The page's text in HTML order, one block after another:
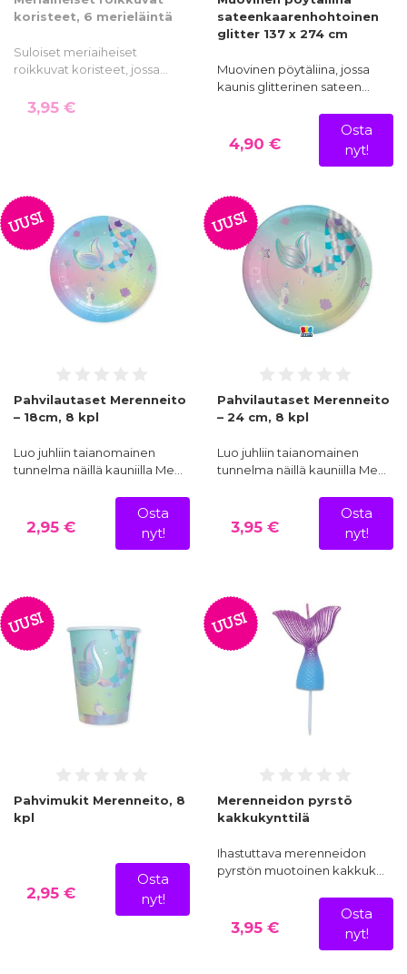
koristeet, 6 merieläintä
Suloiset meriaiheiset
roikkuvat koristeet, jossa…
3,95 €
sateenkaarenhohtoinen
glitter 137 x 274 cm
Muovinen pöytäliina, jossa
kaunis glitterinen sateen…
4,90 €
Osta
nyt!
UUSI
Pahvilautaset Merenneito
– 18cm, 8 kpl
Luo juhliin taianomainen
tunnelma näillä kauniilla Me…
2,95 €
Osta
nyt!
UUSI
Pahvilautaset Merenneito
– 24 cm, 8 kpl
Luo juhliin taianomainen
tunnelma näillä kauniilla Me…
3,95 €
Osta
nyt!
UUSI
Pahvimukit Merenneito, 8
kpl
2,95 €
Osta
nyt!
UUSI
Merenneidon pyrstö
kakkukynttilä
Ihastuttava merenneidon
pyrstön muotoinen kakkuk…
3,95 €
Osta
nyt!